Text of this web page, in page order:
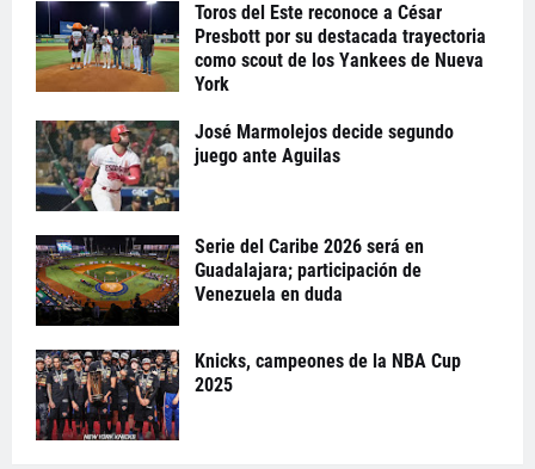
Toros del Este reconoce a César
Presbott por su destacada trayectoria
como scout de los Yankees de Nueva
York
José Marmolejos decide segundo
juego ante Aguilas
Serie del Caribe 2026 será en
Guadalajara; participación de
Venezuela en duda
Knicks, campeones de la NBA Cup
2025